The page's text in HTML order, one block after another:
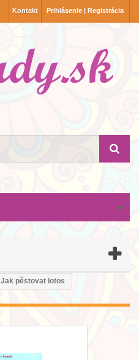
Prihlásenie | Registrácia
Kontakt
Jak pěstovat lotos